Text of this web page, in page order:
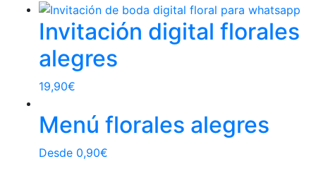
Invitación digital florales
alegres
19,90€
Menú florales alegres
Desde 0,90€